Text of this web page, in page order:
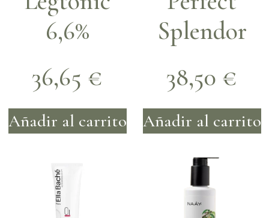
6,6%
36,65 €
Añadir al carrito
Splendor
38,50 €
Añadir al carrito